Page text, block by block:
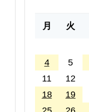
月 火
4
5
11
12
18
19